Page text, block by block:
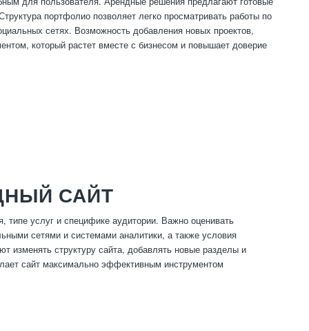
портфолио позволяет легко просматривать работы по
сетях. Возможность добавления новых проектов,
который растет вместе с бизнесом и повышает доверие
САЙТ
услуг и специфике аудитории. Важно оценивать
сетями и системами аналитики, а также условия
изменять структуру сайта, добавлять новые разделы и
сайт максимально эффективным инструментом